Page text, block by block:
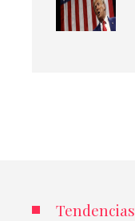
Tendencias